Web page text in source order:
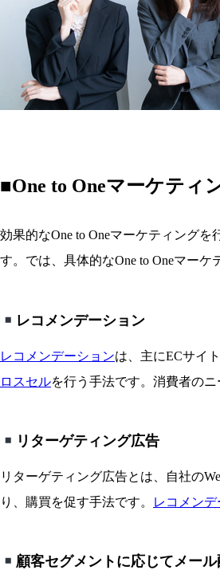
■One to Oneマーケティ
効果的なOne to Oneマーケティングを
す。では、具体的なOne to Oneマー
レコメンデーション
レコメンデーションは、主にECサイ
ロスセルを行う手法です。消費者の
リターゲティング広告
リターゲティング広告とは、自社の
り、購買を促す手法です。
レコメン
顧客セグメントに応じてメー